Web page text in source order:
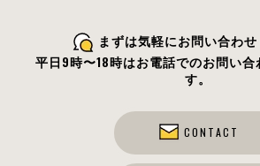
まずは気軽にお問い合わせ
平日9時〜18時はお電話でのお問い合
す。
CONTACT